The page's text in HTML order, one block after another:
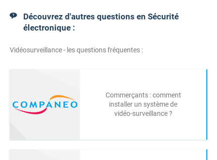
Découvrez d'autres questions en Sécurité
électronique :
Vidéosurveillance - les questions fréquentes :
Commerçants : comment
installer un système de
vidéo-surveillance ?